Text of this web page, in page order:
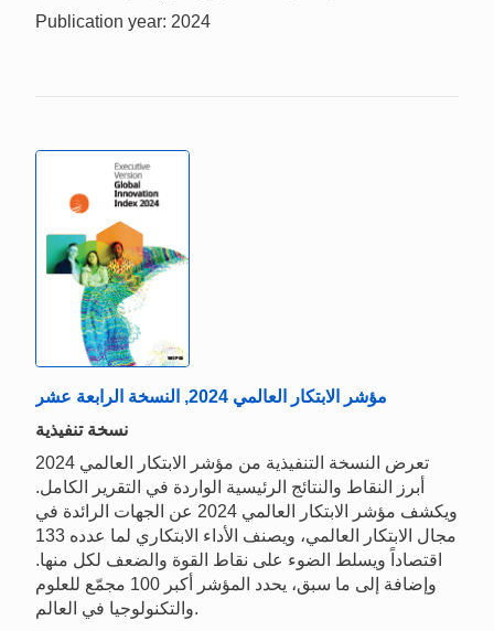
Publication year: 2024
مؤشر الابتكار العالمي 2024, النسخة الرابعة عشر
نسخة تنفيذية
تعرض النسخة التنفيذية من مؤشر الابتكار العالمي 2024
أبرز النقاط والنتائج الرئيسية الواردة في التقرير الكامل.
ويكشف مؤشر الابتكار العالمي 2024 عن الجهات الرائدة في
مجال الابتكار العالمي، ويصنف الأداء الابتكاري لما عدده 133
اقتصاداً ويسلط الضوء على نقاط القوة والضعف لكل منها.
وإضافة إلى ما سبق، يحدد المؤشر أكبر 100 مجمّع للعلوم
والتكنولوجيا في العالم.